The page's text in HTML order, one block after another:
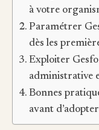
à votre
Paramétrer
dès les
Exploiter
administrative
Bonnes
avant